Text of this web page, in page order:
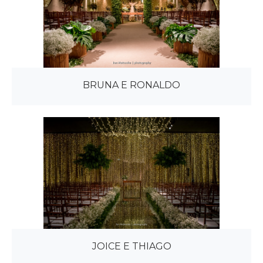
BRUNA E RONALDO
JOICE E THIAGO